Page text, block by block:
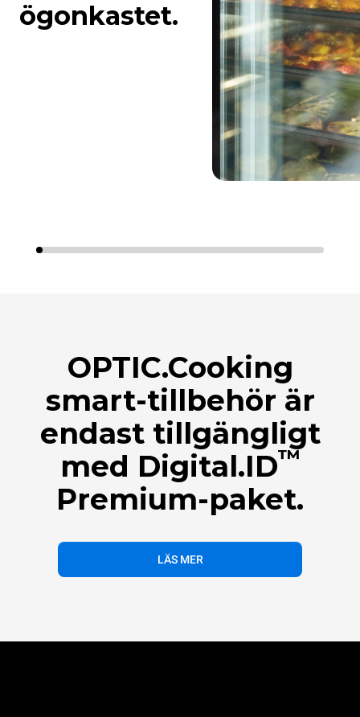
ögonkastet.
OPTIC.Cooking
smart-tillbehör är
endast tillgängligt
med Digital.ID™
Premium-paket.
LÄS MER